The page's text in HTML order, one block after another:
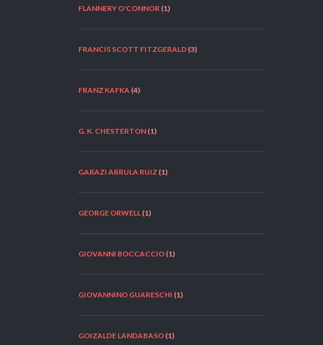
FLANNERY O'CONNOR (1)
FRANCIS SCOTT FITZGERALD (3)
FRANZ KAFKA (4)
G. K. CHESTERTON (1)
GARAZI ARRULA RUIZ (1)
GEORGE ORWELL (1)
GIOVANNI BOCCACCIO (1)
GIOVANNINO GUARESCHI (1)
GOIZALDE LANDABASO (1)